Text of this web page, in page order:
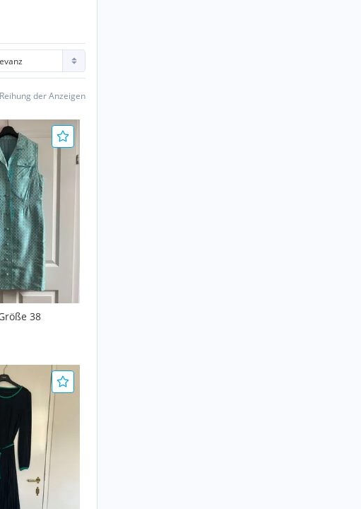
der Anzeigen
38